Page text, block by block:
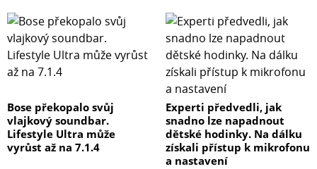
Bose překopalo svůj
vlajkový soundbar.
Lifestyle Ultra může
vyrůst až na 7.1.4
Experti předvedli, jak
snadno lze napadnout
dětské hodinky. Na dálku
získali přístup k mikrofonu
a nastavení